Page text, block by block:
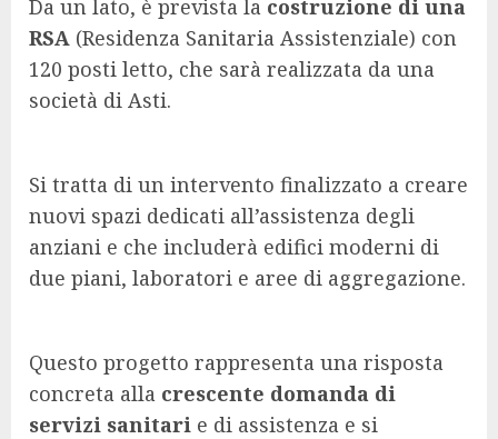
Da un lato, è prevista la costruzione di una
RSA (Residenza Sanitaria Assistenziale) con
120 posti letto, che sarà realizzata da una
società di Asti.
Si tratta di un intervento finalizzato a creare
nuovi spazi dedicati all’assistenza degli
anziani e che includerà edifici moderni di
due piani, laboratori e aree di aggregazione.
Questo progetto rappresenta una risposta
concreta alla crescente domanda di
servizi sanitari e di assistenza e si